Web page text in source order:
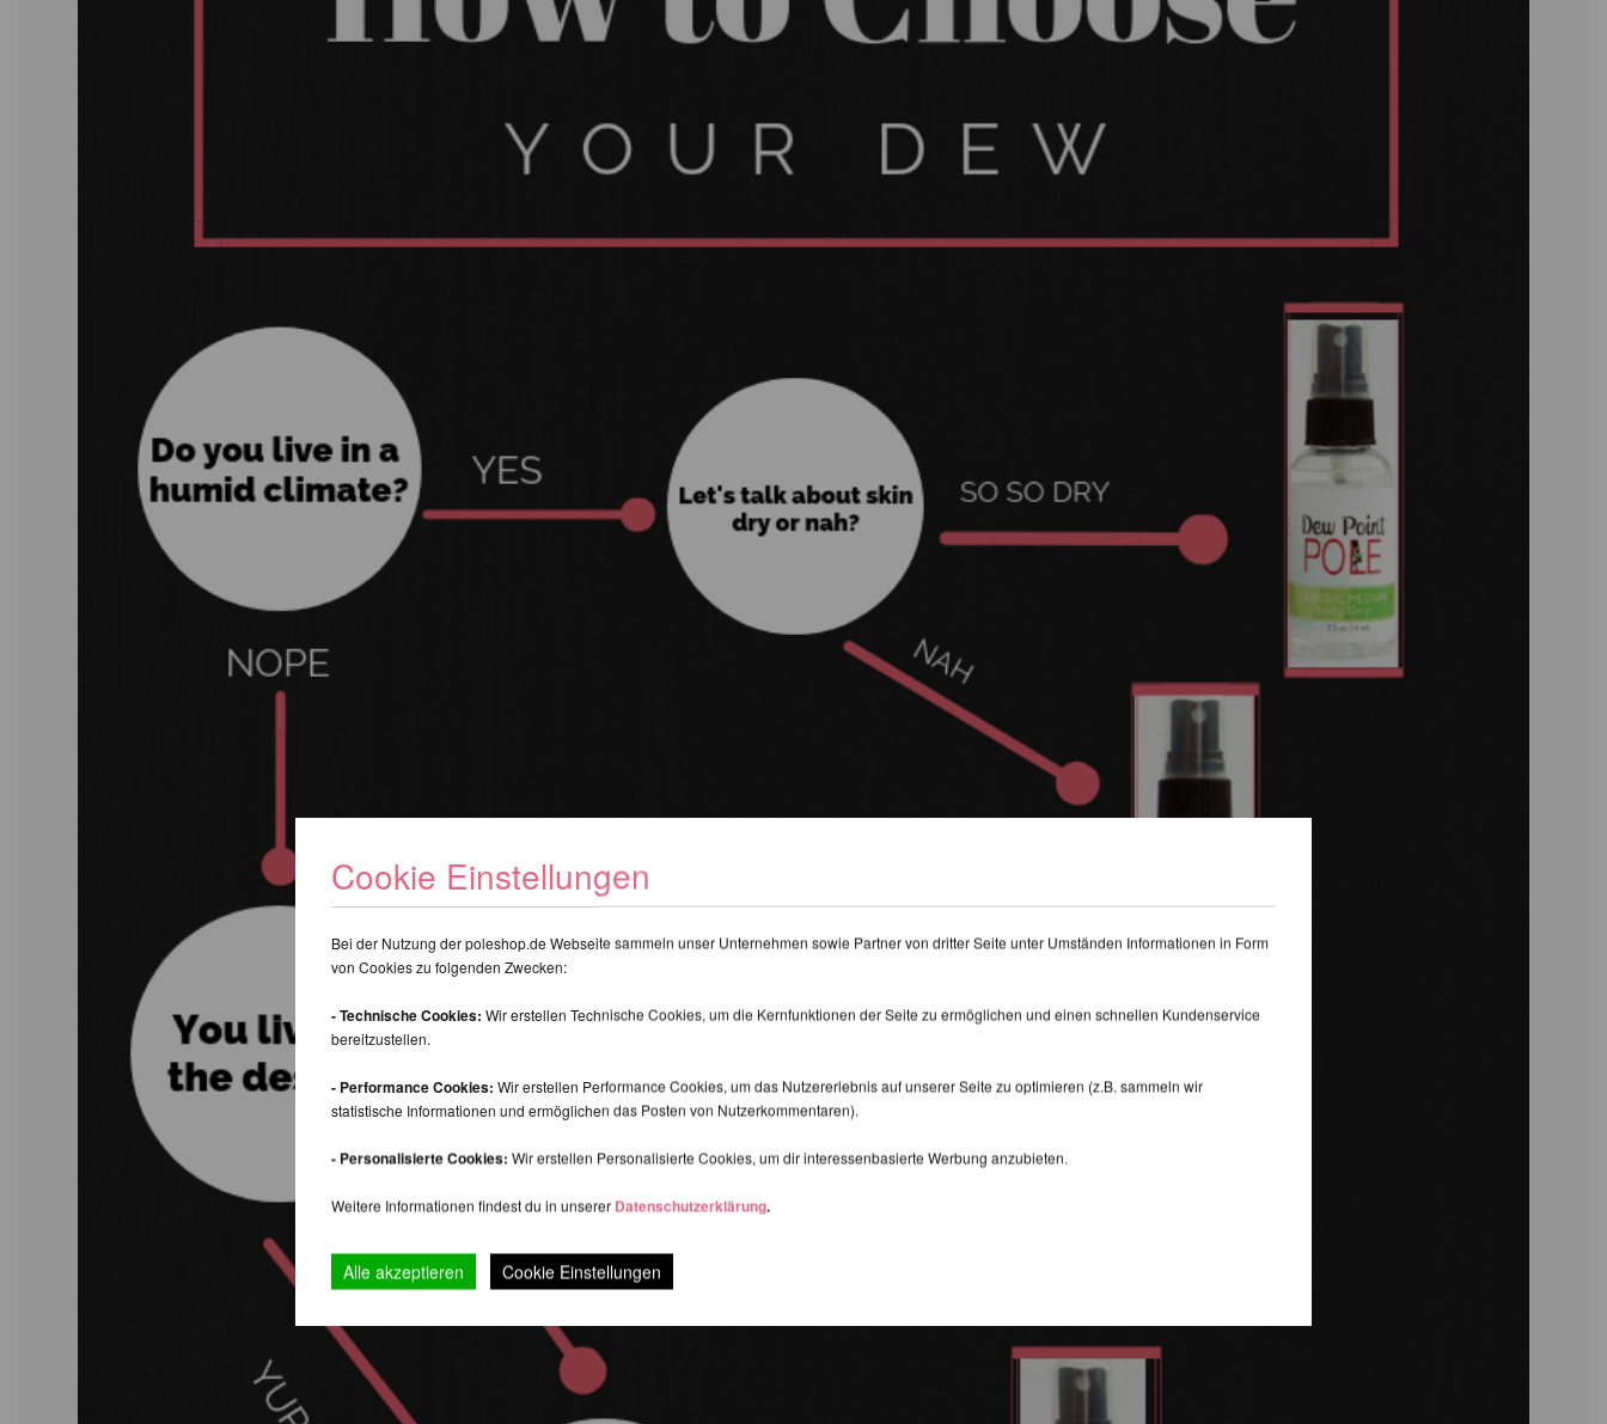
Cookie Einstellungen
Bei der Nutzung der poleshop.de Webseite sammeln unser Unternehmen sowie Partner von dritter Seite unter Umständen Informationen in Form
von Cookies zu folgenden Zwecken:
- Technische Cookies: Wir erstellen Technische Cookies, um die Kernfunktionen der Seite zu ermöglichen und einen schnellen Kundenservice
bereitzustellen.
- Performance Cookies: Wir erstellen Performance Cookies, um das Nutzererlebnis auf unserer Seite zu optimieren (z.B. sammeln wir
statistische Informationen und ermöglichen das Posten von Nutzerkommentaren).
- Personalisierte Cookies: Wir erstellen Personalisierte Cookies, um dir interessenbasierte Werbung anzubieten.
Weitere Informationen findest du in unserer Datenschutzerklärung.
Alle akzeptieren Cookie Einstellungen